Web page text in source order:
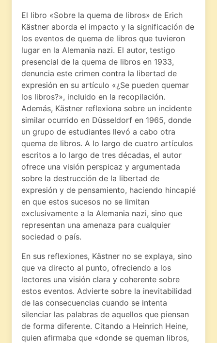
El libro «Sobre la quema de libros» de Erich
Kästner aborda el impacto y la significación de
los eventos de quema de libros que tuvieron
lugar en la Alemania nazi. El autor, testigo
presencial de la quema de libros en 1933,
denuncia este crimen contra la libertad de
expresión en su artículo «¿Se pueden quemar
los libros?», incluido en la recopilación.
Además, Kästner reflexiona sobre un incidente
similar ocurrido en Düsseldorf en 1965, donde
un grupo de estudiantes llevó a cabo otra
quema de libros. A lo largo de cuatro artículos
escritos a lo largo de tres décadas, el autor
ofrece una visión perspicaz y argumentada
sobre la destrucción de la libertad de
expresión y de pensamiento, haciendo hincapié
en que estos sucesos no se limitan
exclusivamente a la Alemania nazi, sino que
representan una amenaza para cualquier
sociedad o país.
En sus reflexiones, Kästner no se explaya, sino
que va directo al punto, ofreciendo a los
lectores una visión clara y coherente sobre
estos eventos. Advierte sobre la inevitabilidad
de las consecuencias cuando se intenta
silenciar las palabras de aquellos que piensan
de forma diferente. Citando a Heinrich Heine,
quien afirmaba que «donde se queman libros,